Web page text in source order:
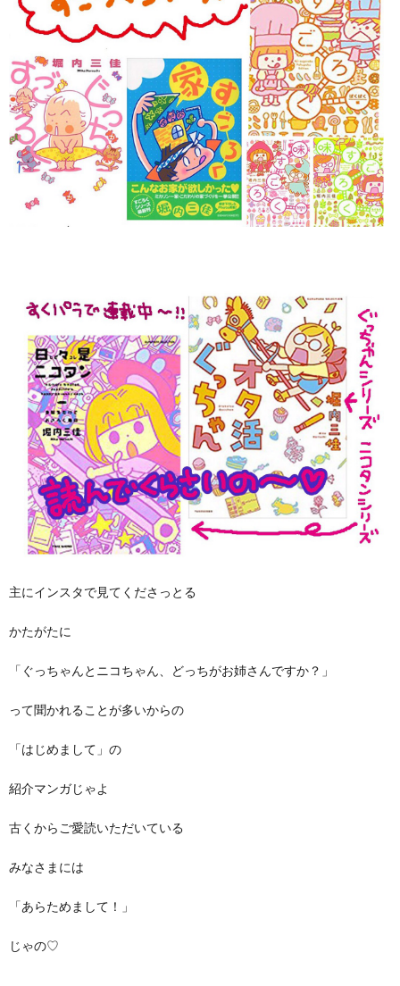
主にインスタで見てくださっとる
かたがたに
「ぐっちゃんとニコちゃん、どっちがお姉さんですか？」
って聞かれることが多いからの
「はじめまして」の
紹介マンガじゃよ
古くからご愛読いただいている
みなさまには
「あらためまして！」
じゃの♡